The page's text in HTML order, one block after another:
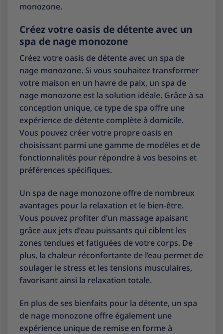
monozone.
Créez votre oasis de détente avec un
spa de nage monozone
Créez votre oasis de détente avec un spa de
nage monozone. Si vous souhaitez transformer
votre maison en un havre de paix, un spa de
nage monozone est la solution idéale. Grâce à sa
conception unique, ce type de spa offre une
expérience de détente complète à domicile.
Vous pouvez créer votre propre oasis en
choisissant parmi une gamme de modèles et de
fonctionnalités pour répondre à vos besoins et
préférences spécifiques.
Un spa de nage monozone offre de nombreux
avantages pour la relaxation et le bien-être.
Vous pouvez profiter d’un massage apaisant
grâce aux jets d’eau puissants qui ciblent les
zones tendues et fatiguées de votre corps. De
plus, la chaleur réconfortante de l’eau permet de
soulager le stress et les tensions musculaires,
favorisant ainsi la relaxation totale.
En plus de ses bienfaits pour la détente, un spa
de nage monozone offre également une
expérience unique de remise en forme à